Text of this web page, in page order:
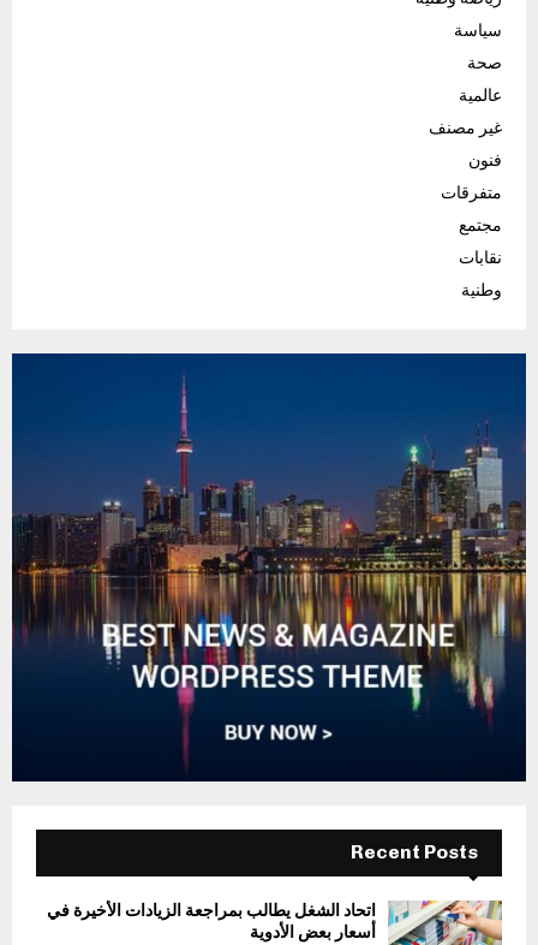
سياسة
صحة
عالمية
غير مصنف
فنون
متفرقات
مجتمع
نقابات
وطنية
Recent Posts
اتحاد الشغل يطالب بمراجعة الزيادات الأخيرة في
أسعار بعض الأدوية